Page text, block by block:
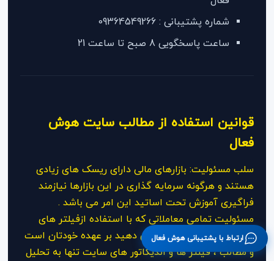
شماره پشتیبانی : 09364549266
ساعت پاسخگویی 8 صبح تا ساعت 21
قوانین استفاده از مطالب سایت هوش
فعال
سلب مسئولیت: بازارهای مالی دارای ریسک های زیادی
هستند و هرگونه سرمایه گذاری در این بازارها نیازمند
فراگیری آموزش تحت اساتید این امر می باشد .
مسئولیت تمامی معاملاتی که با استفاده ازفیلتر های
سایت هوش فعال انجام می دهید بر عهده خودتان است
و مطالب ، فیلتر ها و اندیکاتور های سایت تنها به تحلیل
ارتباط با پشتیبانی هوش فعال